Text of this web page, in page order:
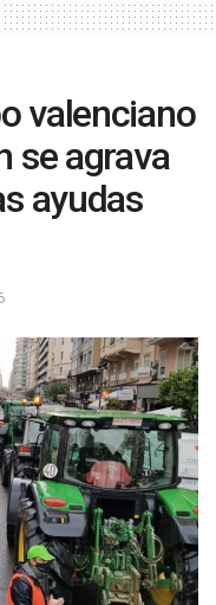
valenciano
se agrava
ayudas